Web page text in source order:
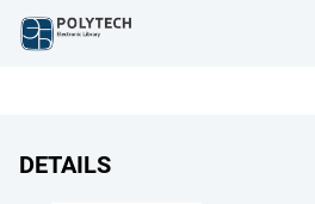
DETAILS